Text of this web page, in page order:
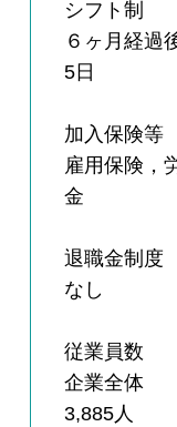
シフト制
６ヶ月経過
5日
加入保険等
雇用保険，
金
退職金制度
なし
従業員数
企業全体
3,885人